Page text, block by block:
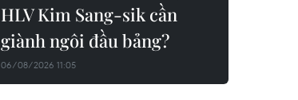
HLV Kim Sang-sik cần
giành ngôi đầu bảng?
06/08/2026 11:05